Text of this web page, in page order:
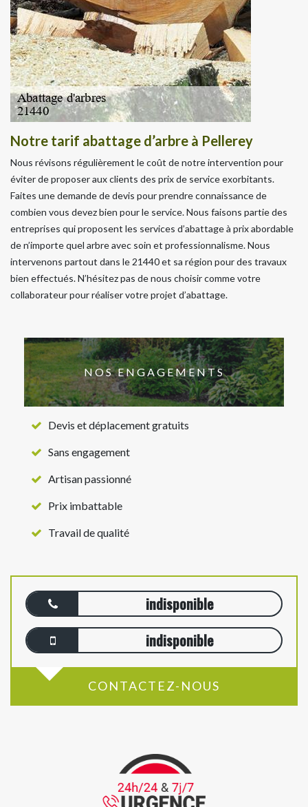
Notre tarif abattage d’arbre à Pellerey
Nous révisons régulièrement le coût de notre intervention pour
éviter de proposer aux clients des prix de service exorbitants.
Faites une demande de devis pour prendre connaissance de
combien vous devez bien pour le service. Nous faisons partie des
entreprises qui proposent les services d’abattage à prix abordable
de n’importe quel arbre avec soin et professionnalisme. Nous
intervenons partout dans le 21440 et sa région pour des travaux
bien effectués. N’hésitez pas de nous choisir comme votre
collaborateur pour réaliser votre projet d’abattage.
NOS ENGAGEMENTS
Devis et déplacement gratuits
Sans engagement
Artisan passionné
Prix imbattable
Travail de qualité
indisponible
indisponible
CONTACTEZ-NOUS